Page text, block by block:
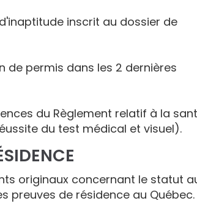
inscrit au dossier de
de permis dans les 2 dernières
du Règlement relatif à la
du test médical et visuel).
originaux concernant le statut
preuves de résidence au Québec.